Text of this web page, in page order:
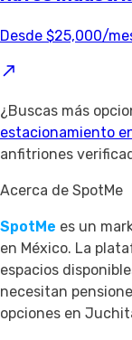
Desde $25,000/
¿Buscas más
estacionamiento
anfitriones
Acerca de SpotMe
SpotMe es un
en México. La
espacios
necesitan
opciones en